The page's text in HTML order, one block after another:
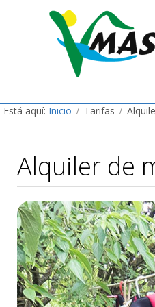
Está aquí: Inicio Tarifas
Alquiler de